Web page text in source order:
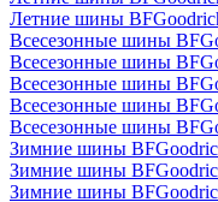
Летние шины
Всесезонные шины
Всесезонные шины
Всесезонные шины
Всесезонные шины
Всесезонные шины
Зимние шины
Зимние шины
Зимние шины